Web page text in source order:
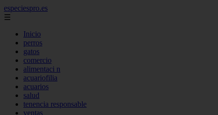
especiespro.es
☰
Inicio
perros
gatos
comercio
alimentaci n
acuariofilia
acuarios
salud
tenencia responsable
ventas